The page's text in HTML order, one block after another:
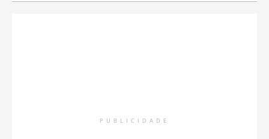
PUBLICIDADE